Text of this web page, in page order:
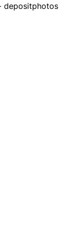
depositphotos